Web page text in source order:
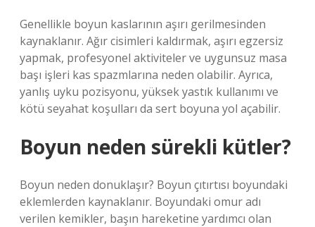
Genellikle boyun kaslarının aşırı gerilmesinden
kaynaklanır. Ağır cisimleri kaldırmak, aşırı egzersiz
yapmak, profesyonel aktiviteler ve uygunsuz masa
başı işleri kas spazmlarına neden olabilir. Ayrıca,
yanlış uyku pozisyonu, yüksek yastık kullanımı ve
kötü seyahat koşulları da sert boyuna yol açabilir.
Boyun neden sürekli kütler?
Boyun neden donuklaşır? Boyun çıtırtısı boyundaki
eklemlerden kaynaklanır. Boyundaki omur adı
verilen kemikler, başın hareketine yardımcı olan